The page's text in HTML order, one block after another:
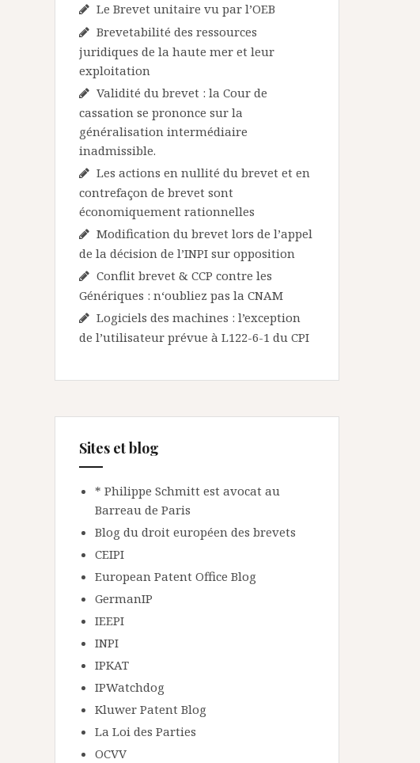
Le Brevet unitaire vu par l’OEB
Brevetabilité des ressources
juridiques de la haute mer et leur
exploitation
Validité du brevet : la Cour de
cassation se prononce sur la
généralisation intermédiaire
inadmissible.
Les actions en nullité du brevet et en
contrefaçon de brevet sont
économiquement rationnelles
Modification du brevet lors de l’appel
de la décision de l’INPI sur opposition
Conflit brevet & CCP contre les
Génériques : n‘oubliez pas la CNAM
Logiciels des machines : l’exception
de l’utilisateur prévue à L122-6-1 du CPI
Sites et blog
* Philippe Schmitt est avocat au
Barreau de Paris
Blog du droit européen des brevets
CEIPI
European Patent Office Blog
GermanIP
IEEPI
INPI
IPKAT
IPWatchdog
Kluwer Patent Blog
La Loi des Parties
OCVV